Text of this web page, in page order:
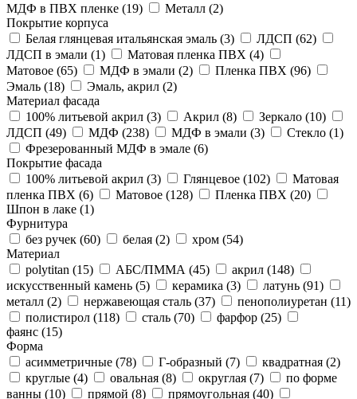
МДФ в ПВХ пленке (19) Металл (2)
Покрытие корпуса
Белая глянцевая итальянская эмаль (3) ЛДСП (62)
ЛДСП в эмали (1) Матовая пленка ПВХ (4)
Матовое (65) МДФ в эмали (2) Пленка ПВХ (96)
Эмаль (18) Эмаль, акрил (2)
Материал фасада
100% литьевой акрил (3) Акрил (8) Зеркало (10)
ЛДСП (49) МДФ (238) МДФ в эмали (3) Стекло (1)
Фрезерованный МДФ в эмале (6)
Покрытие фасада
100% литьевой акрил (3) Глянцевое (102)
Матовая
пленка ПВХ (6) Матовое (128) Пленка ПВХ (20)
Шпон в лаке (1)
Фурнитура
без ручек (60) белая (2) хром (54)
Материал
polytitan (15) АБС/ПММА (45) акрил (148)
искусственный камень (5) керамика (3) латунь (91)
металл (2) нержавеющая сталь (37) пенополиуретан (11)
полистирол (118) сталь (70) фарфор (25)
фаянс (15)
Форма
асимметричные (78) Г-образный (7) квадратная (2)
круглые (4) овальная (8) округлая (7)
по форме
ванны (10) прямой (8) прямоугольная (40)